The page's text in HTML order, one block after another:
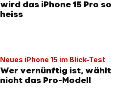
wird das iPhone 15 Pro so
heiss
Neues iPhone 15 im Blick-Test
Wer vernünftig ist, wählt
nicht das Pro-Modell